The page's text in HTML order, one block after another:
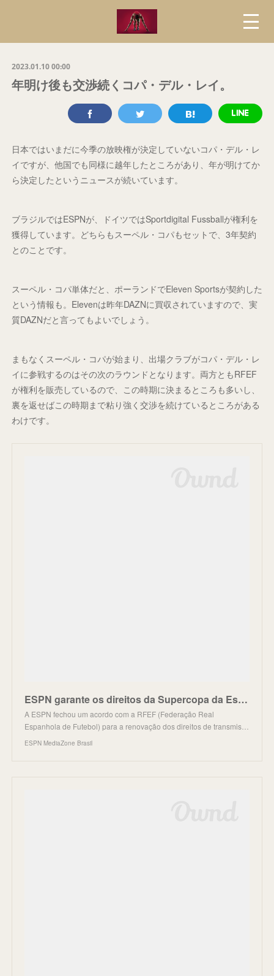
2023.01.10 00:00
年明け後も交渉続くコパ・デル・レイ。
日本ではいまだに今季の放映権が決定していないコパ・デル・レ
イですが、他国でも同様に越年したところがあり、年が明けてか
ら決定したというニュースが続いています。
ブラジルではESPNが、ドイツではSportdigital Fussballが権利を
獲得しています。どちらもスーペル・コパもセットで、3年契約
とのことです。
スーペル・コパ単体だと、ポーランドでEleven Sportsが契約した
という情報も。Elevenは昨年DAZNに買収されていますので、実
質DAZNだと言ってもよいでしょう。
まもなくスーペル・コパが始まり、出場クラブがコパ・デル・レ
イに参戦するのはその次のラウンドとなります。両方ともRFEF
が権利を販売しているので、この時期に決まるところも多いし、
裏を返せばこの時期まで粘り強く交渉を続けているところがある
わけです。
ESPN garante os direitos da Supercopa da Espanha e Copa do Rei no Brasil
A ESPN fechou um acordo com a RFEF (Federação Real
Espanhola de Futebol) para a renovação dos direitos de transmis…
ESPN MediaZone Brasil